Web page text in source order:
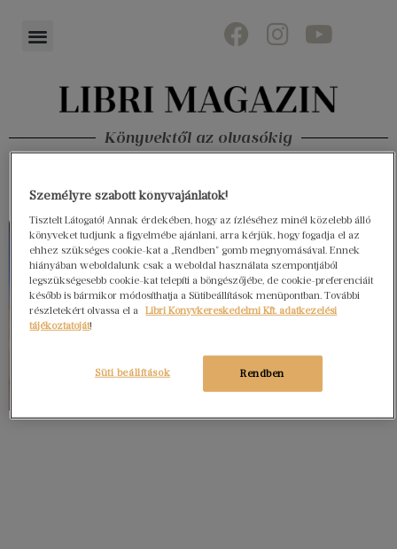
Könyvektől az olvasókig
Személyre szabott könyvajánlatok!
Tisztelt Látogató! Annak érdekében, hogy az ízléséhez minél közelebb álló
könyveket tudjunk a figyelmébe ajánlani, arra kérjük, hogy fogadja el az
ehhez szükséges cookie-kat a „Rendben” gomb megnyomásával. Ennek
hiányában weboldalunk csak a weboldal használata szempontjából
legszükségesebb cookie-kat telepíti a böngészőjébe, de cookie-preferenciáit
később is bármikor módosíthatja a Sütibeállítások menüpontban. További
részletekért olvassa el a
Libri Könyvkereskedelmi Kft. adatkezelési
tájékoztatóját!
Rendben
Süti beállítások